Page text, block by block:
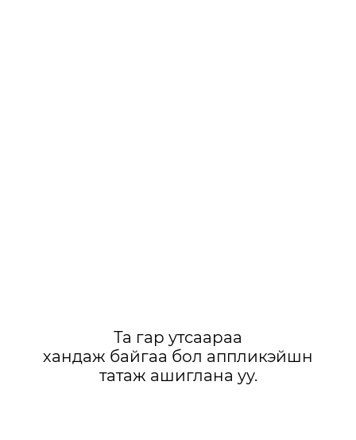
Та гар утсаараа
хандаж байгаа бол аппликэйшн
татаж ашиглана уу.